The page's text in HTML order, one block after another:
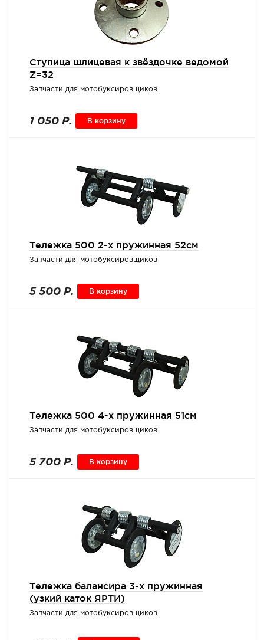
Ступица шлицевая к звёздочке ведомой
Z=32
Запчасти для мотобуксировщиков
1 050 Р. В корзину
Тележка 500 2-х пружинная 52см
Запчасти для мотобуксировщиков
5 500 Р. В корзину
Тележка 500 4-х пружинная 51см
Запчасти для мотобуксировщиков
5 700 Р. В корзину
Тележка балансира 3-х пружинная
(узкий каток ЯРТИ)
Запчасти для мотобуксировщиков